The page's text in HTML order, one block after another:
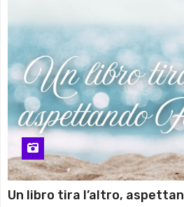
Un libro tira l’altro,